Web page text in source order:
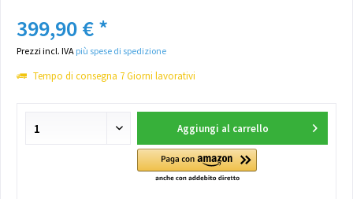
399,90 € *
Prezzi incl. IVA più spese di spedizione
Tempo di consegna 7 Giorni lavorativi
Aggiungi al carrello